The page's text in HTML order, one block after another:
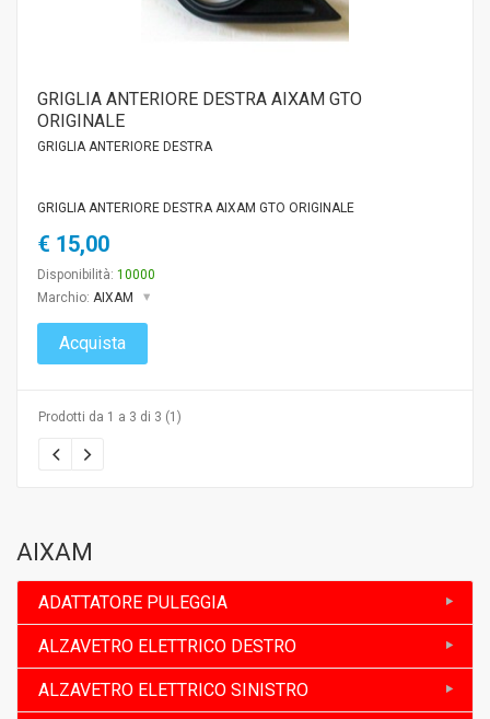
GRIGLIA ANTERIORE DESTRA AIXAM GTO
ORIGINALE
GRIGLIA ANTERIORE DESTRA
GRIGLIA ANTERIORE DESTRA AIXAM GTO ORIGINALE
€ 15,00
Disponibilità: 10000
Marchio: AIXAM
Acquista
Prodotti da 1 a 3 di 3 (1)
AIXAM
ADATTATORE PULEGGIA
ALZAVETRO ELETTRICO DESTRO
ALZAVETRO ELETTRICO SINISTRO